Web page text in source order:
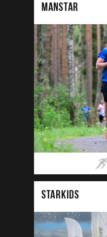
MANSTAR
STARKIDS